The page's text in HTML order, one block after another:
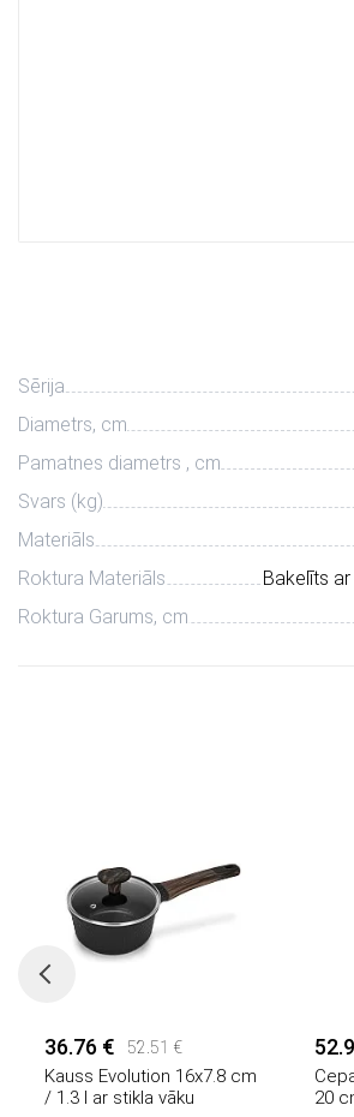
Sērija
Diametrs, сm
Pamatnes diametrs , cm
Svars (kg)
Materiāls
Roktura Materiāls
Bakelīts
Roktura Garums, cm
36.76 € 52.51 €
Kauss Evolution 16x7.8 cm
/ 1.3 l ar stikla vāku
20